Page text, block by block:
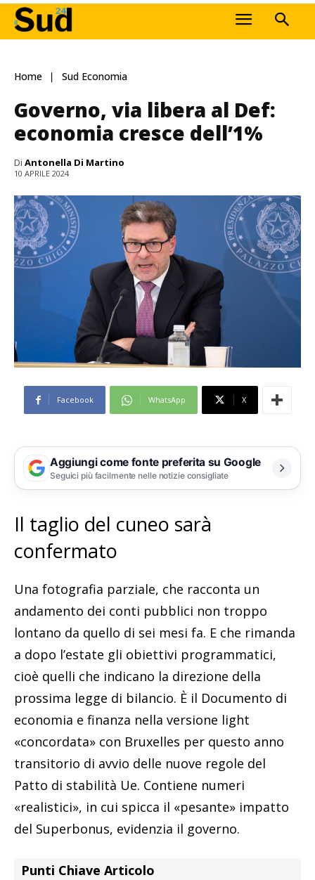
Home Sud Economia
Governo, via libera al Def:
economia cresce dell’1%
Di Antonella Di Martino
10 APRILE 2024
Facebook WhatsApp X
Aggiungi come fonte preferita su Google
Seguici più facilmente nelle notizie consigliate
Il taglio del cuneo sarà
confermato
Una fotografia parziale, che racconta un
andamento dei conti pubblici non troppo
lontano da quello di sei mesi fa. E che rimanda
a dopo l’estate gli obiettivi programmatici,
cioè quelli che indicano la direzione della
prossima legge di bilancio. È il Documento di
economia e finanza nella versione light
«concordata» con Bruxelles per questo anno
transitorio di avvio delle nuove regole del
Patto di stabilità Ue. Contiene numeri
«realistici», in cui spicca il «pesante» impatto
del Superbonus, evidenzia il governo.
Punti Chiave Articolo